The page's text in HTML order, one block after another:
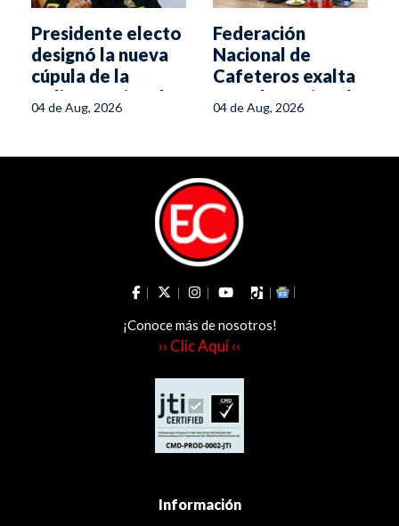
Presidente electo
designó la nueva
cúpula de la
Policía Nacional
04 de Aug, 2026
Federación
Nacional de
Cafeteros exalta
Escuela Regional
del Café
04 de Aug, 2026
¡Conoce más de nosotros!
›› Clic Aquí ‹‹
Información